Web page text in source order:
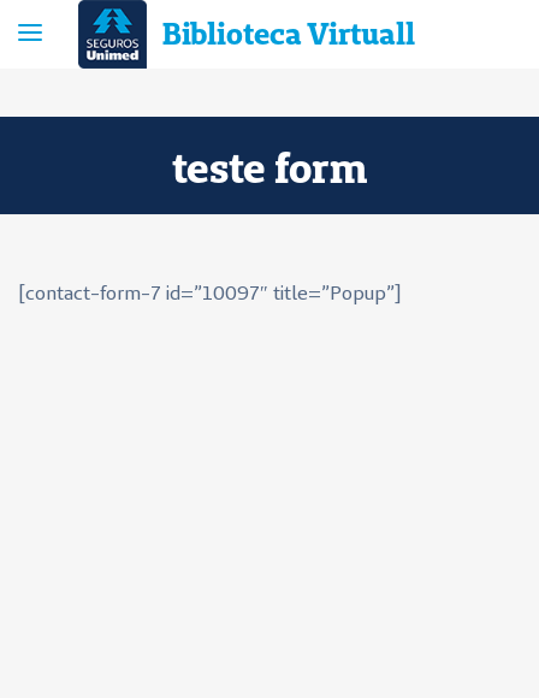
Biblioteca Virtuall
teste form
[contact-form-7 id=”10097″ title=”Popup”]